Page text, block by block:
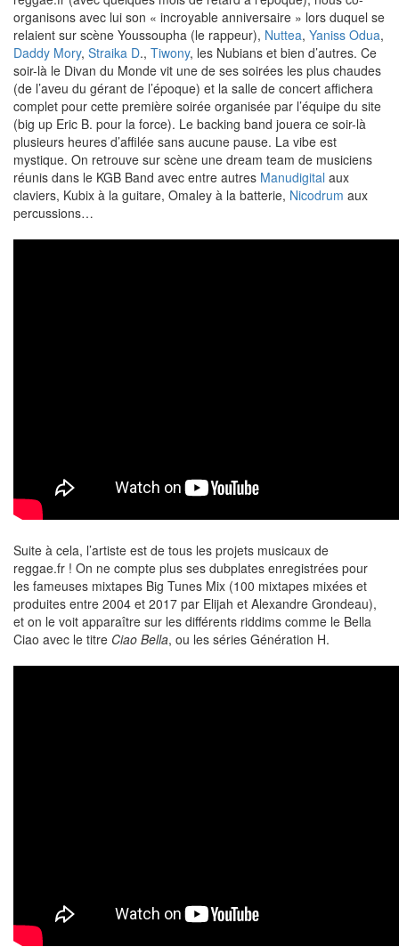
organisons avec lui son « incroyable anniversaire » lors duquel se
relaient sur scène Youssoupha (le rappeur), Nuttea, Yaniss Odua,
Daddy Mory, Straika D., Tiwony, les Nubians et bien d’autres. Ce
soir-là le Divan du Monde vit une de ses soirées les plus chaudes
(de l’aveu du gérant de l’époque) et la salle de concert affichera
complet pour cette première soirée organisée par l’équipe du site
(big up Eric B. pour la force). Le backing band jouera ce soir-là
plusieurs heures d’affilée sans aucune pause. La vibe est
mystique. On retrouve sur scène une dream team de musiciens
réunis dans le KGB Band avec entre autres Manudigital aux
claviers, Kubix à la guitare, Omaley à la batterie, Nicodrum aux
percussions…
Suite à cela, l’artiste est de tous les projets musicaux de
reggae.fr ! On ne compte plus ses dubplates enregistrées pour
les fameuses mixtapes Big Tunes Mix (100 mixtapes mixées et
produites entre 2004 et 2017 par Elijah et Alexandre Grondeau),
et on le voit apparaître sur les différents riddims comme le Bella
Ciao avec le titre Ciao Bella, ou les séries Génération H.